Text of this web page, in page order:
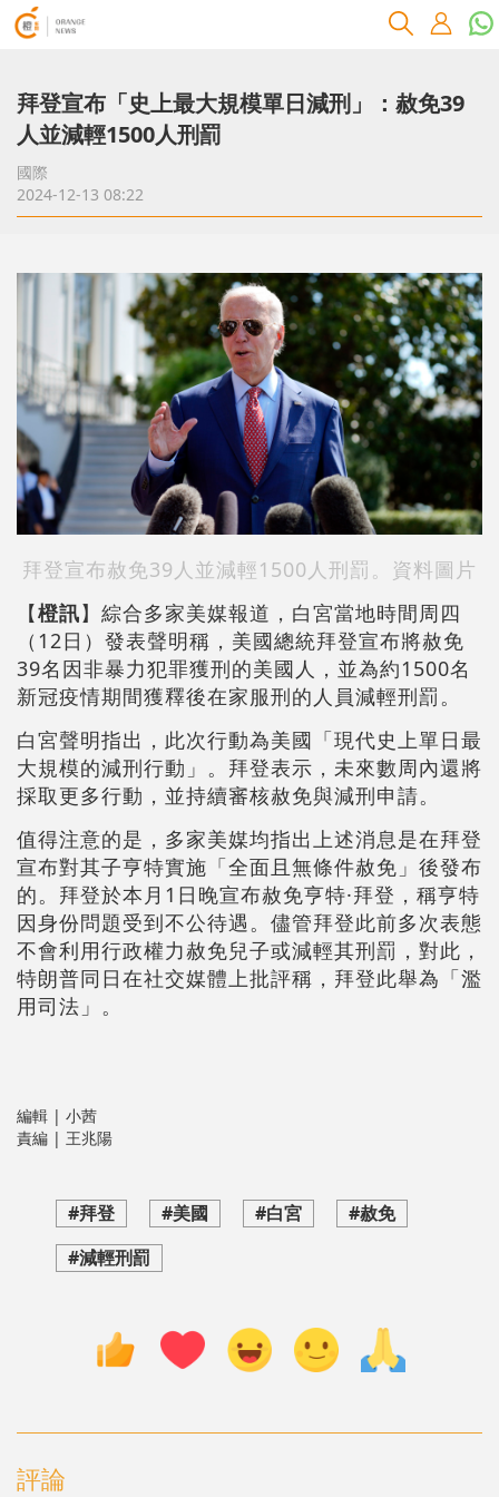
拜登宣布「史上最大規模單日減刑」：赦免39
人並減輕1500人刑罰
國際
2024-12-13 08:22
拜登宣布赦免39人並減輕1500人刑罰。資料圖片
【橙訊】綜合多家美媒報道，白宮當地時間周四
（12日）發表聲明稱，美國總統拜登宣布將赦免
39名因非暴力犯罪獲刑的美國人，並為約1500名
新冠疫情期間獲釋後在家服刑的人員減輕刑罰。
白宮聲明指出，此次行動為美國「現代史上單日最
大規模的減刑行動」。拜登表示，未來數周內還將
採取更多行動，並持續審核赦免與減刑申請。
值得注意的是，多家美媒均指出上述消息是在拜登
宣布對其子亨特實施「全面且無條件赦免」後發布
的。拜登於本月1日晚宣布赦免亨特·拜登，稱亨特
因身份問題受到不公待遇。儘管拜登此前多次表態
不會利用行政權力赦免兒子或減輕其刑罰，對此，
特朗普同日在社交媒體上批評稱，拜登此舉為「濫
用司法」。
編輯 | 小茜
責編 | 王兆陽
#拜登 #美國 #白宮
#赦免
#減輕刑罰
評論